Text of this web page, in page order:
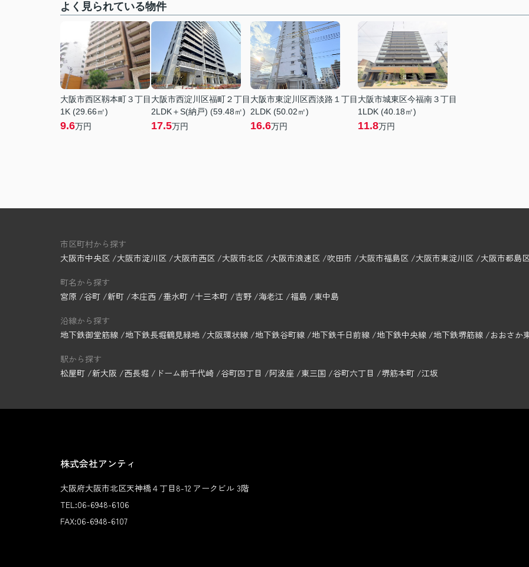
よく見られている物件
大阪市西区靱本町３丁目
1K (29.66㎡)
9.6万円
大阪市西淀川区福町２丁目
2LDK＋S(納戸) (59.48㎡)
17.5万円
大阪市東淀川区西淡路１丁目
2LDK (50.02㎡)
16.6万円
大阪市城東区今福南３丁目
1LDK (40.18㎡)
11.8万円
市区町村から探す
大阪市中央区
大阪市淀川区 大阪市西区 大阪市北区 大阪市浪速区 吹田市 大阪市福島区 大阪市東淀川区 大阪市都島
町名から探す
宮原
谷町 新町 本庄西 垂水町 十三本町 吉野 海老江 福島 東中島
沿線から探す
地下鉄御堂筋線 地下鉄長堀鶴見緑地 大阪環状線 地下鉄谷町線 地下鉄千日前線 地下鉄中央線 地下鉄堺筋線 おおさか
駅から探す
松屋町 新大阪 西長堀 ドーム前千代崎 谷町四丁目 阿波座 東三国 谷町六丁目 堺筋本町 江坂
株式会社アンティ
大阪府大阪市北区天神橋４丁目8-12 アークビル 3階
TEL:06-6948-6106
FAX:06-6948-6107